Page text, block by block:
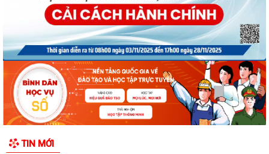
TIN MỚI
Quyết định số 3091/QĐ-UBND ngày 05/8/2026 của UBND thành phố
Về việc công bố thủ tục hành chính ban...
Quyết định số 3095/QĐ-UBND ngày 05/8/2026 của UBND thành phố
Về việc công bố danh mục thủ tục hành...
Quyết định công bố Người phát ngôn xã Vĩnh Hoà
Thông báo đấu giá Quyền sử dụng đất tại thôn Xuân Hùng ( cũ), xã
Vĩnh Hòa, thành phố Hải Phòng.
VI PHẠM HÀNH CHÍNH TRONG LĨNH VỰC ĐẦU TƯ KINH DOANH